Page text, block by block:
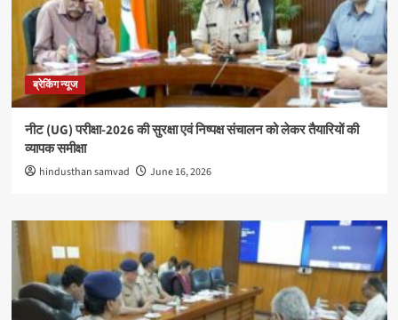
ब्रेकिंग न्यूज
नीट (UG) परीक्षा-2026 की सुरक्षा एवं निष्पक्ष संचालन को लेकर तैयारियों की
व्यापक समीक्षा
hindusthan samvad June 16, 2026